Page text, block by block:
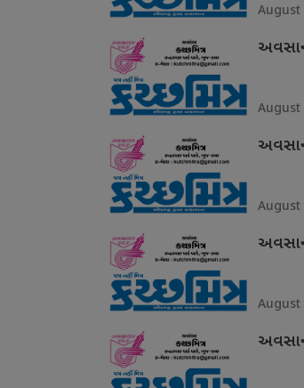
August
August
August
August